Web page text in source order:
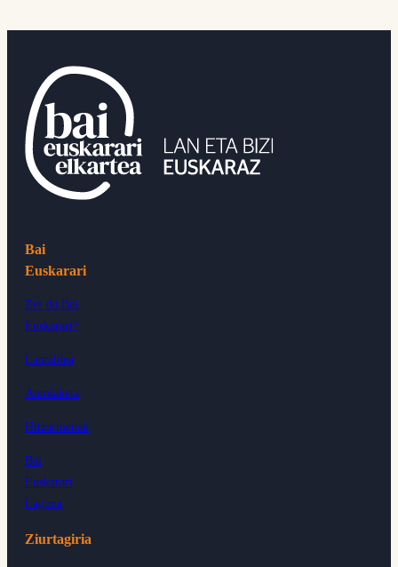
Bai
Euskarari
Zer da Bai
Euskarari?
Lantaldea
Antolaketa
Hitzarmenak
Bai
Euskarari
Laguna
Ziurtagiria